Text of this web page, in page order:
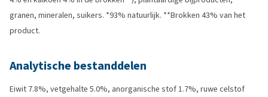
granen, mineralen, suikers. *93% natuurlijk. **Brokken 43% van het
product.
Analytische bestanddelen
Eiwit 7.8%, vetgehalte 5.0%, anorganische stof 1.7%, ruwe celstof